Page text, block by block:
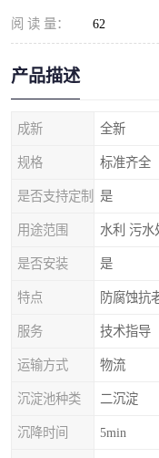
阅 读 量： 62
产品描述
成新 全新
规格 标准齐全
是否支持定制 是
用途范围 水利 污水
是否安装 是
特点 防腐蚀抗
服务 技术指导
运输方式 物流
沉淀池种类 二沉淀
沉降时间 5min